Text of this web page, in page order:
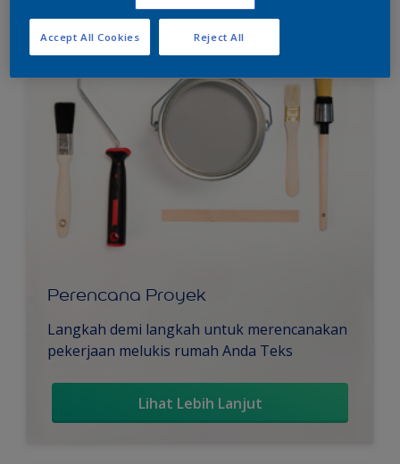
Compare
Perencana Proyek
Langkah demi langkah untuk merencanakan
pekerjaan melukis rumah Anda Teks
Lihat Lebih Lanjut
Reject All
Accept All Cookies